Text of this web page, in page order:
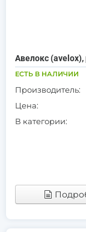
Авелокс
ЕСТЬ В НАЛИЧИИ
Производитель:
Цена:
В категории: